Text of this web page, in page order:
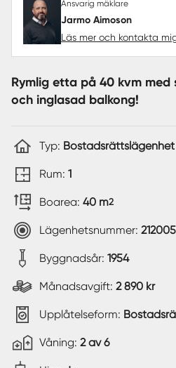
Ansvarig mäklare
Jarmo Aimoson
Läs mer och kontakta
Rymlig etta på 40 kvm
och inglasad balkong!
Typ: Bostadsrättslägenhet
Rum: 1
Boarea: 40 m2
Lägenhetsnummer:
Byggnadsår: 1954
Månadsavgift: 2 890 kr
Upplåtelseform:
Våning: 2 av 6